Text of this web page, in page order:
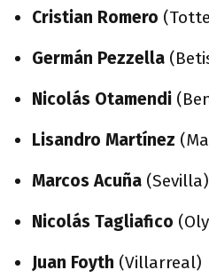
Cristian Romero
Germán Pezzella
Nicolás Otamendi
Lisandro Martínez
Marcos Acuña (Sevilla)
Nicolás Tagliafico
Juan Foyth (Villarreal)